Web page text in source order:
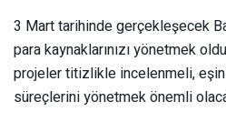
3 Mart tarihinde gerçekleşecek
para kaynaklarınızı yönetmek
projeler titizlikle incelenmeli,
süreçlerini yönetmek önemli